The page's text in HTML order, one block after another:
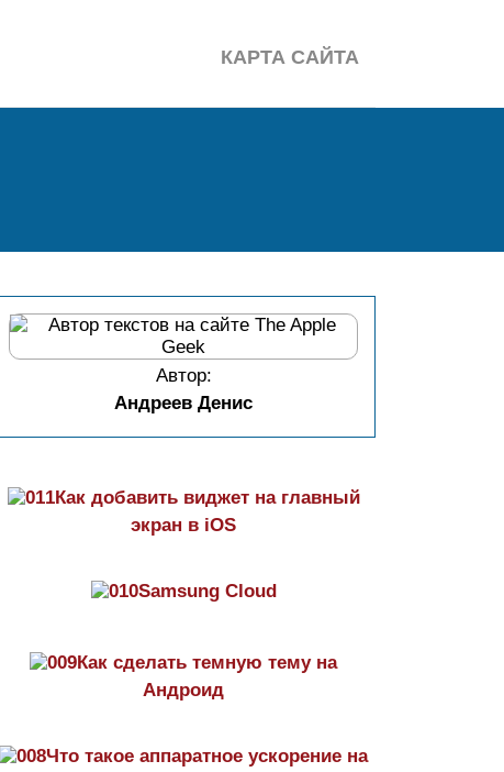
КАРТА САЙТА
Автор:
Андреев Денис
Как добавить виджет на главный
экран в iOS
Samsung Cloud
Как сделать темную тему на
Aндроид
Что такое аппаратное ускорение на